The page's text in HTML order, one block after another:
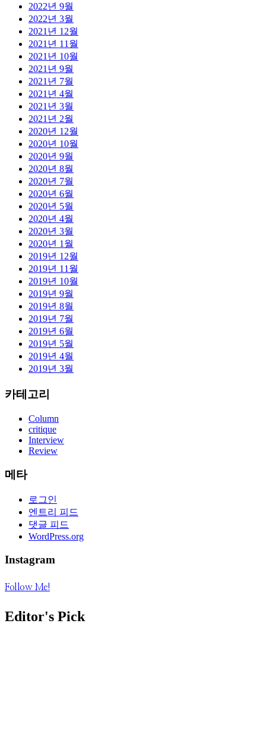
2022년 9월
2022년 3월
2021년 12월
2021년 11월
2021년 10월
2021년 9월
2021년 7월
2021년 4월
2021년 3월
2021년 2월
2020년 12월
2020년 10월
2020년 9월
2020년 8월
2020년 7월
2020년 6월
2020년 5월
2020년 4월
2020년 3월
2020년 1월
2019년 12월
2019년 11월
2019년 10월
2019년 9월
2019년 8월
2019년 7월
2019년 6월
2019년 5월
2019년 4월
2019년 3월
카테고리
Column
critique
Interview
Review
메타
로그인
엔트리 피드
댓글 피드
WordPress.org
Instagram
Follow Me!
Editor's Pick